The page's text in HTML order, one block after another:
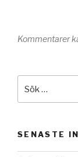
Kommentarer
SENASTE